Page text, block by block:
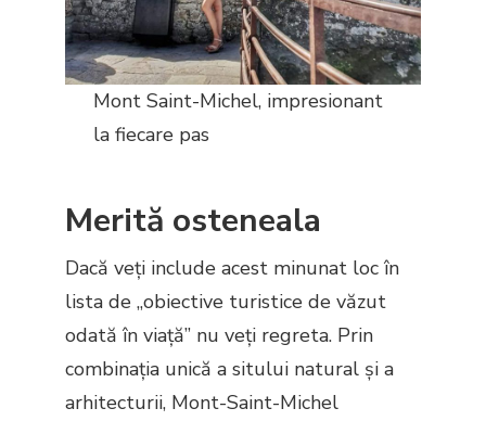
Mont Saint-Michel, impresionant
la fiecare pas
Merită osteneala
Dacă veți include acest minunat loc în
lista de ,,obiective turistice de văzut
odată în viață” nu veți regreta. Prin
combinația unică a sitului natural și a
arhitecturii, Mont-Saint-Michel